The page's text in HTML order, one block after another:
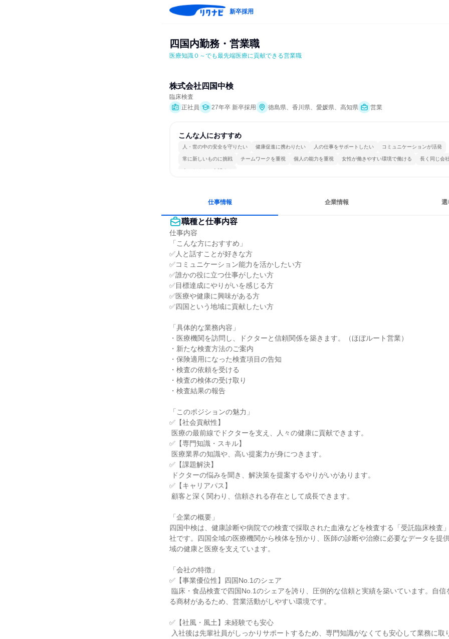
新卒採用
四国内勤務・営業職
医療知識０～でも最先端医療に貢献できる営業職
株式会社四国中検
臨床検査
正社員
27年卒 新卒採用 徳島県、香川県、愛媛県、高知県 営業
こんな人におすすめ
人・世の中の安全を守りたい 健康促進に携わりたい 人の仕事をサポートしたい コミュニケーションが活発
常に新しいものに挑戦 チームワークを重視 個人の能力を重視 女性が働きやすい環境で働ける 長く同じ会
人とたくさん会話する
仕事情報 企業情報 選
職種と仕事内容
仕事内容
「こんな方におすすめ」
✅人と話すことが好きな方
✅コミュニケーション能力を活かしたい方
✅誰かの役に立つ仕事がしたい方
✅目標達成にやりがいを感じる方
✅医療や健康に興味がある方
✅四国という地域に貢献したい方
「具体的な業務内容」
・医療機関を訪問し、ドクターと信頼関係を築きます。（ほぼルート営業）
・新たな検査方法のご案内
・保険適用になった検査項目の告知
・検査の依頼を受ける
・検査の検体の受け取り
・検査結果の報告
「このポジションの魅力」
✅【社会貢献性】
✅【専門知識・スキル】
✅【課題解決】
✅【キャリアパス】
「企業の概要」
四国中検は、健康診断や病院での検査で採取された血液などを検査する「受託臨床検査
社です。四国全域の医療機関から検体を預かり、医師の診断や治療に必要なデータを提
域の健康と医療を支えています。
「会社の特徴」
✅【事業優位性】四国No.1のシェア
る商材があるため、営業活動がしやすい環境です。
✅【社風・風土】未経験でも安心